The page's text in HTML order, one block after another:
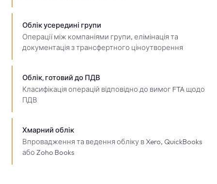
Облік усередині групи
Операції між компаніями групи, елімінація та
документація з трансфертного ціноутворення
Облік, готовий до ПДВ
Класифікація операцій відповідно до вимог FTA щодо
ПДВ
Хмарний облік
Впровадження та ведення обліку в Xero, QuickBooks
або Zoho Books